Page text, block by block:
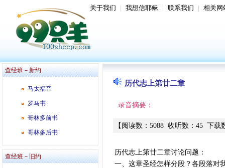
关于我们 | 我想信耶稣 | 联系我们 | 相关网
查经班－新约
马太福音
罗马书
哥林多前书
哥林多后书
查经班－旧约
历代志上第廿二章
录音摘要：
【 阅读数 ： 5088 收听数 ： 45 下载
历代志上第廿二章讨论问题：
一、这章圣经怎样分段？各段落对